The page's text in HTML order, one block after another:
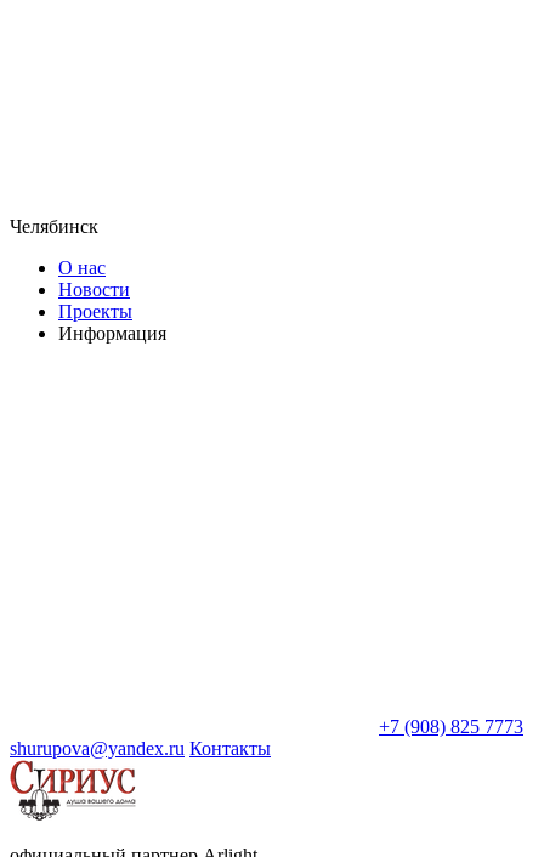
Челябинск
О нас
Новости
Проекты
Информация
+7 (908) 825 7773
shurupova@yandex.ru Контакты